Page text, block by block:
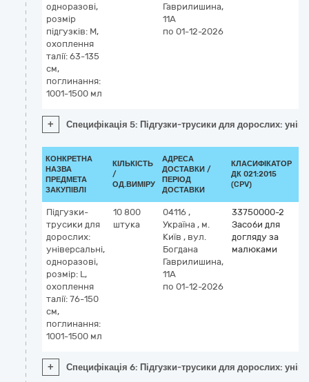
одноразові,
розмір
підгузків: M,
охоплення
талії: 63-135
см,
поглинання:
1001-1500 мл
Гаврилишина,
11А
по 01-12-2026
+ Специфікація 5: Підгузки-трусики для дорослих:
КОНКРЕТНА
НАЗВА
ПРЕДМЕТА
ЗАКУПІВЛІ
КІЛЬКІСТЬ
/
ОД.ВИМІРУ
АДРЕСА
ДОСТАВКИ /
ПЕРІОД
ДОСТАВКИ
КЛАСИФІКАТОР
ДК 021:2015
(CPV)
Підгузки-
трусики для
дорослих:
універсальні,
одноразові,
розмір: L,
охоплення
талії: 76-150
см,
поглинання:
1001-1500 мл
10 800
штука
04116 ,
Україна , м.
Київ , вул.
Богдана
Гаврилишина,
11А
по 01-12-2026
33750000-2
Засоби для
догляду за
малюками
+ Специфікація 6: Підгузки-трусики для дорослих: